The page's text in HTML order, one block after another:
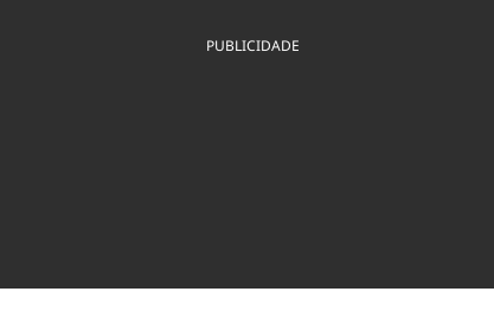
PUBLICIDADE